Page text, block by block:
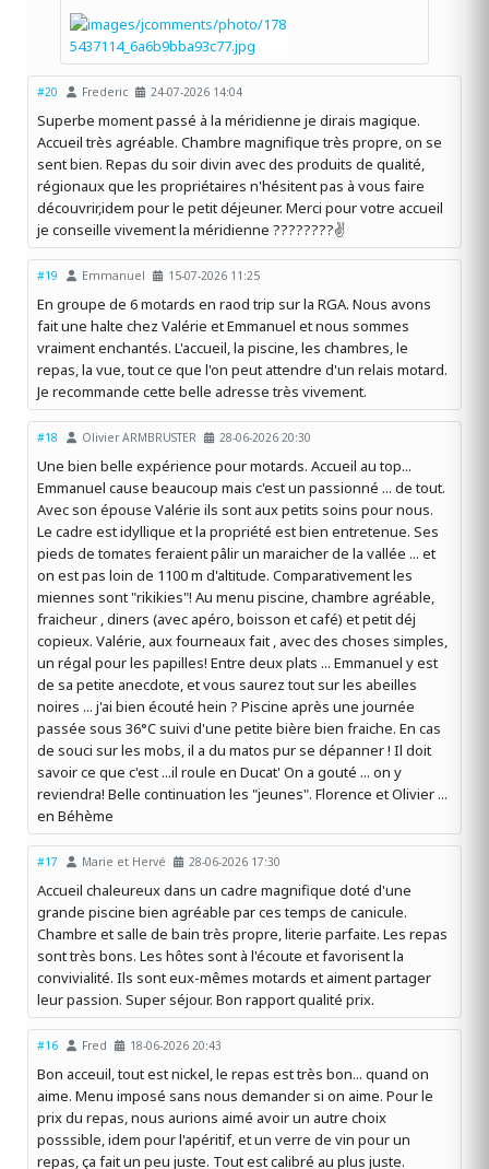
#20 Frederic 24-07-2026 14:04
Superbe moment passé à la méridienne je dirais magique.
Accueil très agréable. Chambre magnifique très propre, on se
sent bien. Repas du soir divin avec des produits de qualité,
régionaux que les propriétaires n'hésitent pas à vous faire
découvrir,idem pour le petit déjeuner. Merci pour votre accueil
je conseille vivement la méridienne ????????✌️
#19 Emmanuel 15-07-2026 11:25
En groupe de 6 motards en raod trip sur la RGA. Nous avons
fait une halte chez Valérie et Emmanuel et nous sommes
vraiment enchantés. L'accueil, la piscine, les chambres, le
repas, la vue, tout ce que l'on peut attendre d'un relais motard.
Je recommande cette belle adresse très vivement.
#18 Olivier ARMBRUSTER 28-06-2026 20:30
Une bien belle expérience pour motards. Accueil au top...
Emmanuel cause beaucoup mais c'est un passionné ... de tout.
Avec son épouse Valérie ils sont aux petits soins pour nous.
Le cadre est idyllique et la propriété est bien entretenue. Ses
pieds de tomates feraient pâlir un maraicher de la vallée ... et
on est pas loin de 1100 m d'altitude. Comparativement les
miennes sont "rikikies"! Au menu piscine, chambre agréable,
fraicheur , diners (avec apéro, boisson et café) et petit déj
copieux. Valérie, aux fourneaux fait , avec des choses simples,
un régal pour les papilles! Entre deux plats ... Emmanuel y est
de sa petite anecdote, et vous saurez tout sur les abeilles
noires ... j'ai bien écouté hein ? Piscine après une journée
passée sous 36°C suivi d'une petite bière bien fraiche. En cas
de souci sur les mobs, il a du matos pur se dépanner ! Il doit
savoir ce que c'est ...il roule en Ducat' On a gouté ... on y
reviendra! Belle continuation les "jeunes". Florence et Olivier ...
en Béhème
#17 Marie et Hervé 28-06-2026 17:30
Accueil chaleureux dans un cadre magnifique doté d'une
grande piscine bien agréable par ces temps de canicule.
Chambre et salle de bain très propre, literie parfaite. Les repas
sont très bons. Les hôtes sont à l'écoute et favorisent la
convivialité. Ils sont eux-mêmes motards et aiment partager
leur passion. Super séjour. Bon rapport qualité prix.
#16 Fred 18-06-2026 20:43
Bon acceuil, tout est nickel, le repas est très bon... quand on
aime. Menu imposé sans nous demander si on aime. Pour le
prix du repas, nous aurions aimé avoir un autre choix
posssible, idem pour l'apéritif, et un verre de vin pour un
repas, ça fait un peu juste. Tout est calibré au plus juste.